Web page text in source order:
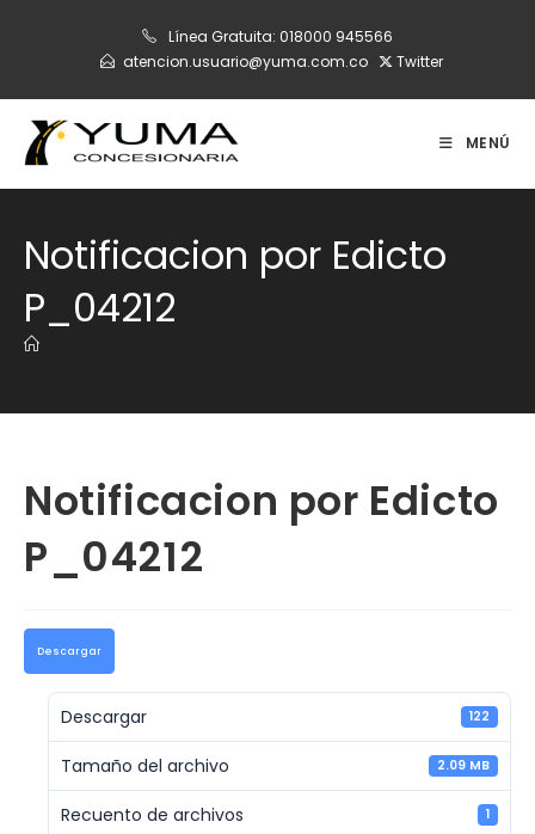
Línea Gratuita: 018000 945566
atencion.usuario@yuma.com.co
Twitter
MENÚ
Notificacion por Edicto
P_04212
Notificacion por Edicto
P_04212
Descargar
Descargar 122
Tamaño del archivo 2.09 MB
Recuento de archivos 1